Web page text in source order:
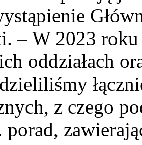
– W 2023
oddziałach
z czego
porad,